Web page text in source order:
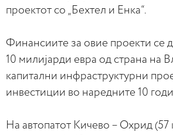
проектот со „Бехтел и Енка“.
Финансиите за овие проекти се
10 милијарди евра од страна на
капитални инфраструктурни
инвестиции во наредните 10
На автопатот Кичево – Охрид